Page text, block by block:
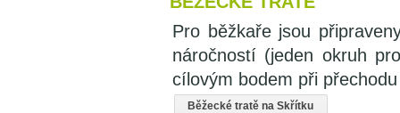
Pro běžkaře jsou
náročností (jeden okruh
cílovým bodem při
Běžecké tratě na Skřítku